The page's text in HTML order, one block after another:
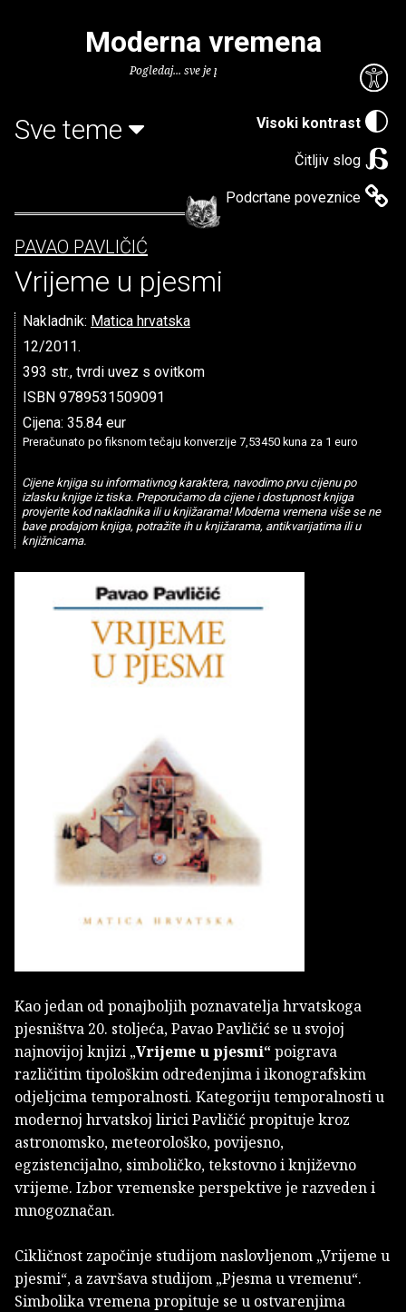
Visoki kontrast
Čitljiv slog
Podcrtane poveznice
Moderna vremena
Pogledaj... sve je puno knjiga.
Sve teme
PAVAO PAVLIČIĆ
Vrijeme u pjesmi
Nakladnik: Matica hrvatska
12/2011.
393 str., tvrdi uvez s ovitkom
ISBN 9789531509091
Cijena: 35.84 eur
Preračunato po fiksnom tečaju konverzije 7,53450 kuna za 1 euro
Cijene knjiga su informativnog karaktera, navodimo prvu cijenu po
izlasku knjige iz tiska. Preporučamo da cijene i dostupnost knjiga
provjerite kod nakladnika ili u knjižarama! Moderna vremena više se ne
bave prodajom knjiga, potražite ih u knjižarama, antikvarijatima ili u
knjižnicama.
Kao jedan od ponajboljih poznavatelja hrvatskoga
pjesništva 20. stoljeća, Pavao Pavličić se u svojoj
najnovijoj knjizi „Vrijeme u pjesmi“poigrava
različitim tipološkim određenjima i ikonografskim
odjeljcima temporalnosti. Kategoriju temporalnosti u
modernoj hrvatskoj lirici Pavličić propituje kroz
astronomsko, meteorološko, povijesno,
egzistencijalno, simboličko, tekstovno i književno
vrijeme. Izbor vremenske perspektive je razveden i
mnogoznačan.
Cikličnost započinje studijom naslovljenom „Vrijeme u
pjesmi“, a završava studijom „Pjesma u vremenu“.
Simbolika vremena propituje se u ostvarenjima